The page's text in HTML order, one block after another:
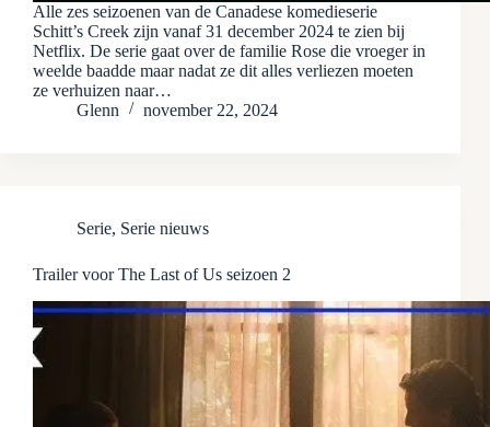
Alle zes seizoenen van de Canadese komedieserie
Schitt’s Creek zijn vanaf 31 december 2024 te zien bij
Netflix. De serie gaat over de familie Rose die vroeger in
weelde baadde maar nadat ze dit alles verliezen moeten
ze verhuizen naar…
Glenn
november 22, 2024
Serie, Serie nieuws
Trailer voor The Last of Us seizoen 2